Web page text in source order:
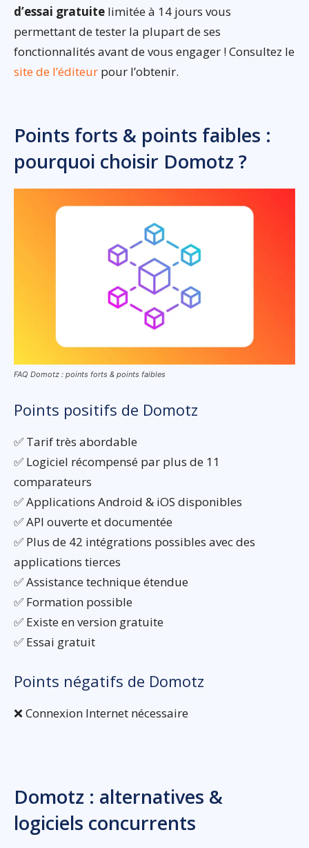
d’essai gratuite limitée à 14 jours vous
permettant de tester la plupart de ses
fonctionnalités avant de vous engager ! Consultez le
site de l’éditeur pour l’obtenir.
Points forts & points faibles :
pourquoi choisir Domotz ?
FAQ Domotz : points forts & points faibles
Points positifs de Domotz
✅ Tarif très abordable
✅ Logiciel récompensé par plus de 11
comparateurs
✅ Applications Android & iOS disponibles
✅ API ouverte et documentée
✅ Plus de 42 intégrations possibles avec des
applications tierces
✅ Assistance technique étendue
✅ Formation possible
✅ Existe en version gratuite
✅ Essai gratuit
Points négatifs de Domotz
❌ Connexion Internet nécessaire
Domotz : alternatives &
logiciels concurrents